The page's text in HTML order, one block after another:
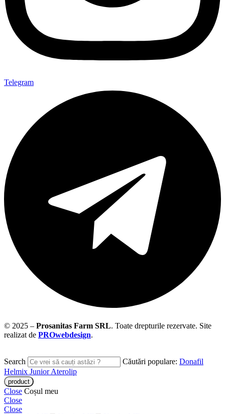
Telegram
© 2025 – Prosanitas Farm SRL. Toate drepturile rezervate. Site
realizat de PROwebdesign.
Search Căutări populare: Donafil
Helmix JuniorAterolip
Close Coșul meu
Close
Close